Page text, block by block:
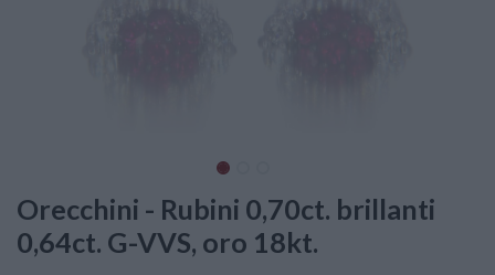
Orecchini - Rubini 0,70ct. brillanti
0,64ct. G-VVS, oro 18kt.